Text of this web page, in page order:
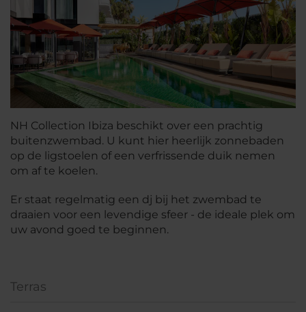
NH Collection Ibiza beschikt over een prachtig
buitenzwembad. U kunt hier heerlijk zonnebaden
op de ligstoelen of een verfrissende duik nemen
om af te koelen.
Er staat regelmatig een dj bij het zwembad te
draaien voor een levendige sfeer - de ideale plek om
uw avond goed te beginnen.
Terras